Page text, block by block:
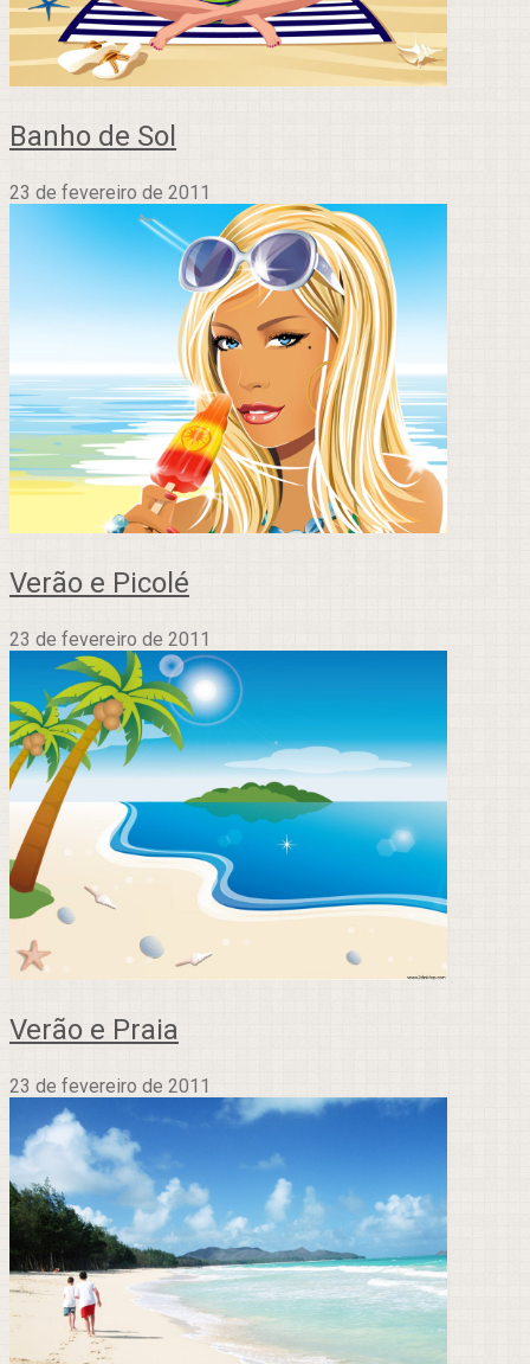
Banho de Sol
23 de fevereiro de 2011
Verão e Picolé
23 de fevereiro de 2011
Verão e Praia
23 de fevereiro de 2011